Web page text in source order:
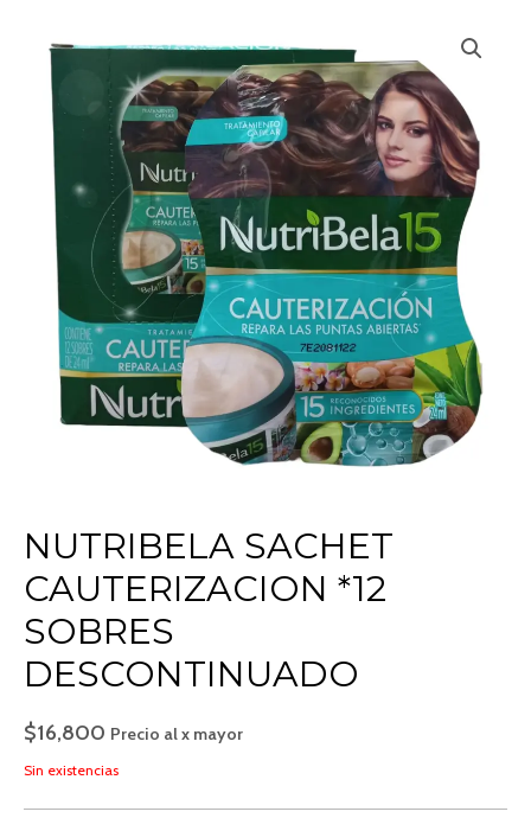
NUTRIBELA SACHET
CAUTERIZACION *12
SOBRES
DESCONTINUADO
$16,800 Precio al x mayor
Sin existencias